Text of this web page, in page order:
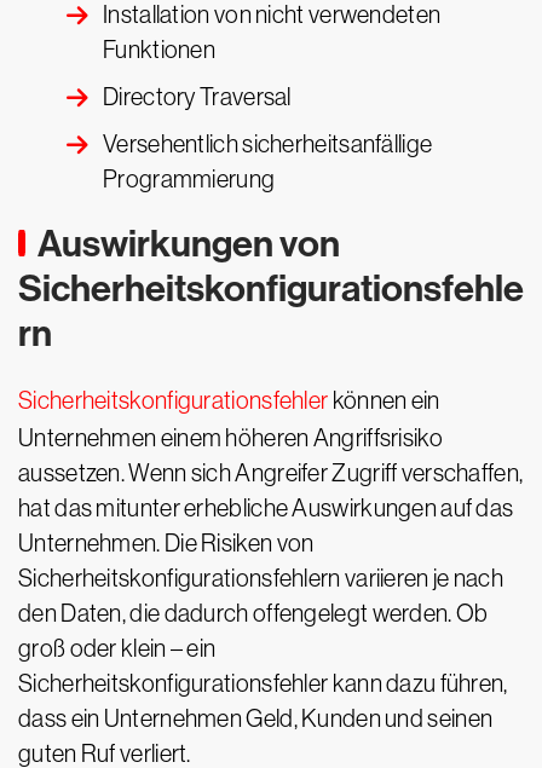
Installation von nicht verwendeten
Funktionen
Directory Traversal
Versehentlich sicherheitsanfällige
Programmierung
Auswirkungen von
Sicherheitskonfigurationsfehle
rn
Sicherheitskonfigurationsfehler können ein
Unternehmen einem höheren Angriffsrisiko
aussetzen. Wenn sich Angreifer Zugriff verschaffen,
hat das mitunter erhebliche Auswirkungen auf das
Unternehmen. Die Risiken von
Sicherheitskonfigurationsfehlern variieren je nach
den Daten, die dadurch offengelegt werden. Ob
groß oder klein – ein
Sicherheitskonfigurationsfehler kann dazu führen,
dass ein Unternehmen Geld, Kunden und seinen
guten Ruf verliert.